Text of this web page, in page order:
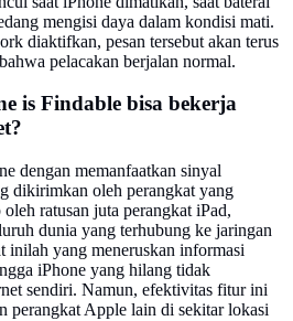
mengisi daya dalam kondisi mati.
diaktifkan, pesan tersebut akan terus
pelacakan berjalan normal.
is Findable bisa bekerja
dengan memanfaatkan sinyal
dikirimkan oleh perangkat yang
ratusan juta perangkat iPad,
dunia yang terhubung ke jaringan
inilah yang meneruskan informasi
iPhone yang hilang tidak
sendiri. Namun, efektivitas fitur ini
perangkat Apple lain di sekitar lokasi